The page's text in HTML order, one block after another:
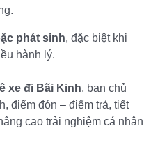
phát sinh, đặc biệt khi
hành lý.
xe đi Bãi Kinh, bạn chủ
điểm đón – điểm trả, tiết
cao trải nghiệm cá nhân